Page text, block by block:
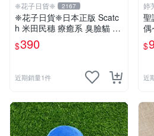
❈花子日貨❈ 2167
❈花子日貨❈日本正版 Scatc
h 米田民穗 療癒系 臭臉貓 抓
抓貓 玩偶吊飾 生日禮物 交換
禮物
$390
近期銷量1件
婷
聖
偶
娃
$
近